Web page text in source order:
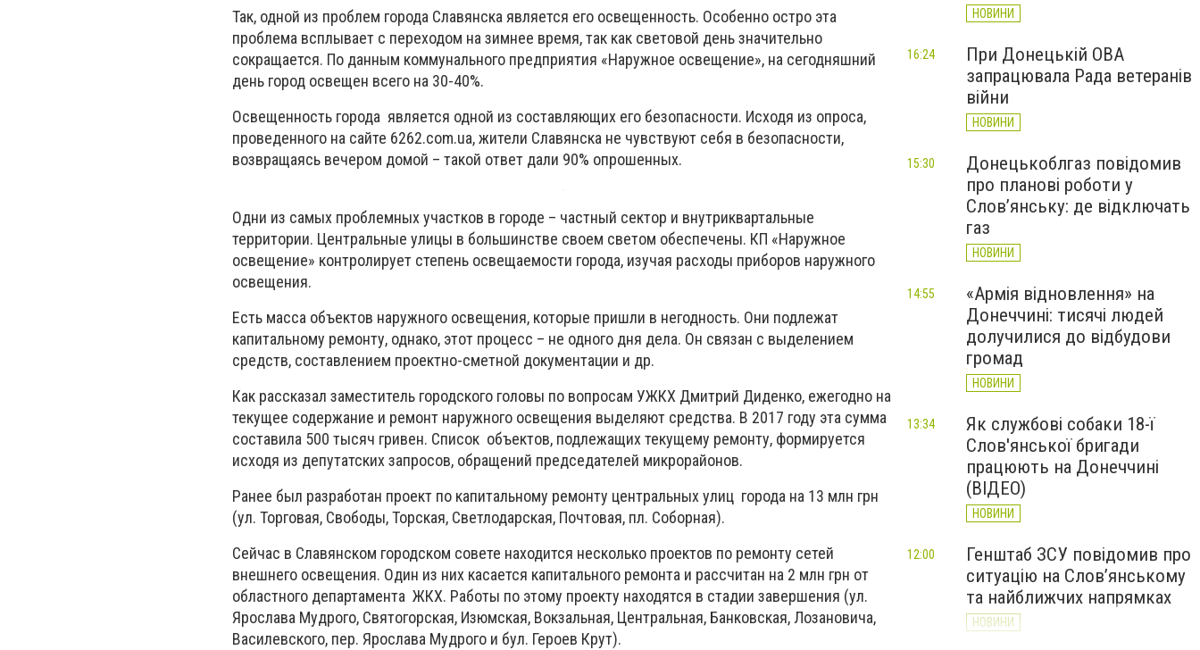
Так, одной из проблем города Славянска является его освещенность. Особенно остро эта
проблема всплывает с переходом на зимнее время, так как световой день значительно
сокращается. По данным коммунального предприятия «Наружное освещение», на сегодняшний
день город освещен всего на 30-40%.
Освещенность города является одной из составляющих его безопасности. Исходя из опроса,
проведенного на сайте 6262.com.ua, жители Славянска не чувствуют себя в безопасности,
возвращаясь вечером домой – такой ответ дали 90% опрошенных.
Одни из самых проблемных участков в городе – частный сектор и внутриквартальные
территории. Центральные улицы в большинстве своем светом обеспечены. КП «Наружное
освещение» контролирует степень освещаемости города, изучая расходы приборов наружного
освещения.
Есть масса объектов наружного освещения, которые пришли в негодность. Они подлежат
капитальному ремонту, однако, этот процесс – не одного дня дела. Он связан с выделением
средств, составлением проектно-сметной документации и др.
Как рассказал заместитель городского головы по вопросам УЖКХ Дмитрий Диденко, ежегодно на
текущее содержание и ремонт наружного освещения выделяют средства. В 2017 году эта сумма
составила 500 тысяч гривен. Список объектов, подлежащих текущему ремонту, формируется
исходя из депутатских запросов, обращений председателей микрорайонов.
Ранее был разработан проект по капитальному ремонту центральных улиц города на 13 млн грн
(ул. Торговая, Свободы, Торская, Светлодарская, Почтовая, пл. Соборная).
Сейчас в Славянском городском совете находится несколько проектов по ремонту сетей
внешнего освещения. Один из них касается капитального ремонта и рассчитан на 2 млн грн от
областного департамента ЖКХ. Работы по этому проекту находятся в стадии завершения (ул.
Ярослава Мудрого, Святогорская, Изюмская, Вокзальная, Центральная, Банковская, Лозановича,
Василевского, пер. Ярослава Мудрого и бул. Героев Крут).
НОВИНИ
При Донецькій ОВА
запрацювала Рада ветеранів
війни
НОВИНИ
16:24
Донецькоблгаз повідомив
про планові роботи у
Слов’янську: де відключать
газ
НОВИНИ
15:30
«Армія відновлення» на
Донеччині: тисячі людей
долучилися до відбудови
громад
НОВИНИ
14:55
Як службові собаки 18-ї
Слов'янської бригади
працюють на Донеччині
(ВІДЕО)
НОВИНИ
13:34
Генштаб ЗСУ повідомив про
ситуацію на Слов’янському
та найближчих напрямках
НОВИНИ
12:00